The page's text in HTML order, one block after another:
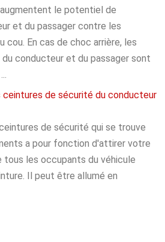
le potentiel de
et du passager contre les
En cas de choc arrière, les
conducteur et du passager sont
de sécurité du conducteur
de sécurité qui se trouve
a pour fonction d'attirer votre
les occupants du véhicule
Il peut être allumé en